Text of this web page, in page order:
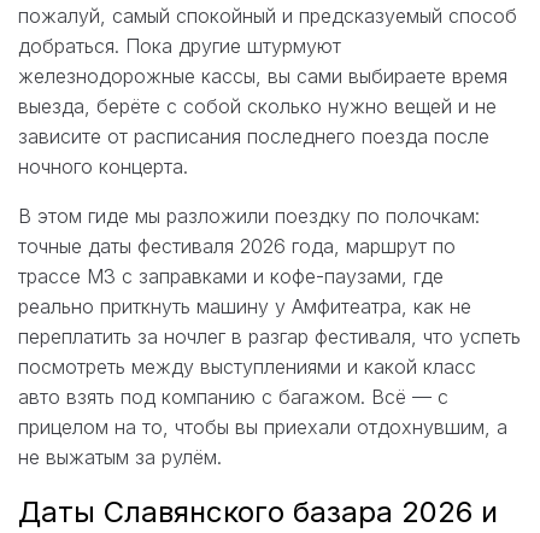
пожалуй, самый спокойный и предсказуемый способ
добраться. Пока другие штурмуют
железнодорожные кассы, вы сами выбираете время
выезда, берёте с собой сколько нужно вещей и не
зависите от расписания последнего поезда после
ночного концерта.
В этом гиде мы разложили поездку по полочкам:
точные даты фестиваля 2026 года, маршрут по
трассе М3 с заправками и кофе-паузами, где
реально приткнуть машину у Амфитеатра, как не
переплатить за ночлег в разгар фестиваля, что успеть
посмотреть между выступлениями и какой класс
авто взять под компанию с багажом. Всё — с
прицелом на то, чтобы вы приехали отдохнувшим, а
не выжатым за рулём.
Даты Славянского базара 2026 и